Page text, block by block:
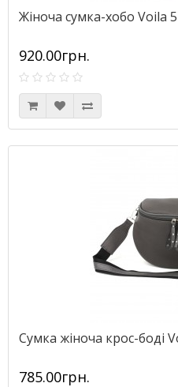
Жіноча сумка-хобо Voila
920.00грн.
Сумка жіноча крос-боді
785.00грн.